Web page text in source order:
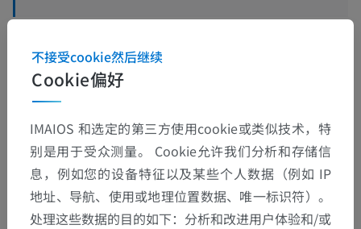
翻译
发现错误？
欢迎提出更正、翻译或内容改进的建议。
检举错误
Cookie偏好
不接受cookie然后继续
IMAIOS 和选定的第三方使用cookie或类似技术，特
别是用于受众测量。 Cookie允许我们分析和存储信
息，例如您的设备特征以及某些个人数据（例如 IP
地址、导航、使用或地理位置数据、唯一标识符）。
处理这些数据的目的如下：分析和改进用户体验和/或